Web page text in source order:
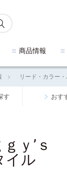
商品情報
リード・カラー
す おす
ｇｙ’
イル